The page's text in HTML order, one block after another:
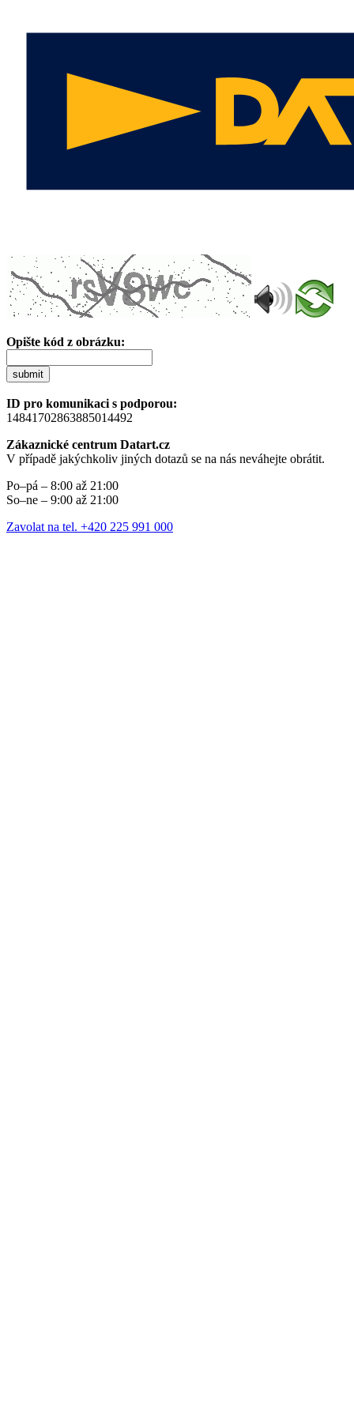
Opište kód z obrázku:
submit
ID pro komunikaci s podporou:
14841702863885014492
Zákaznické centrum Datart.cz
V případě jakýchkoliv jiných dotazů se na nás neváhejte obrátit.
Po–pá – 8:00 až 21:00
So–ne – 9:00 až 21:00
Zavolat na tel. +420 225 991 000